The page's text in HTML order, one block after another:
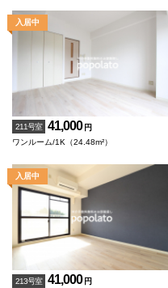
211号室 41,000 円
ワンルーム/1K（24.48m²）
213号室 41,000 円